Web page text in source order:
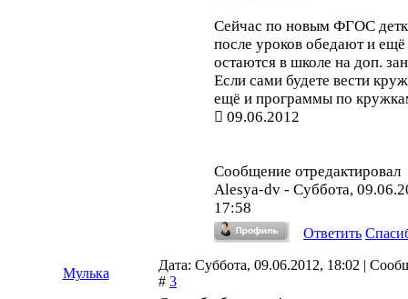
Сейчас по новым ФГОС
после уроков обедают и ещё
остаются в школе на доп.
Если сами будете вести
ещё и программы по
09.06.2012
Сообщение отредактировал
Alesya-dv - Суббота,
17:58
Ответить
Мулька
Дата: Суббота, 09.06.2012, 18:02 |
# 3